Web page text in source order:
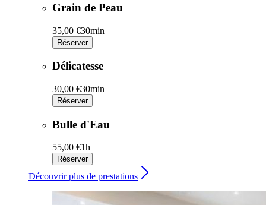
Grain de Peau
35,00 €30min
Réserver
Délicatesse
30,00 €30min
Réserver
Bulle d'Eau
55,00 €1h
Réserver
Découvrir plus de prestations